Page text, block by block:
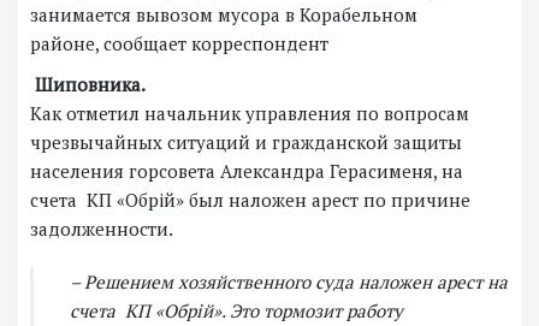
занимается вывозом мусора в Корабельном
районе, сообщает корреспондент
Шиповника.
Как отметил начальник управления по вопросам
чрезвычайных ситуаций и гражданской защиты
населения горсовета Александра Герасименя, на
счета КП «Обрій» был наложен арест по причине
задолженности.
– Решением хозяйственного суда наложен арест на
счета КП «Обрій». Это тормозит работу